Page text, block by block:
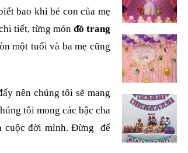
bao khi bé con của mẹ
tiết, từng món đồ trang
một tuổi và ba mẹ cũng
nên chúng tôi sẽ mang
tôi mong các bậc cha
cuộc đời mình. Đừng để